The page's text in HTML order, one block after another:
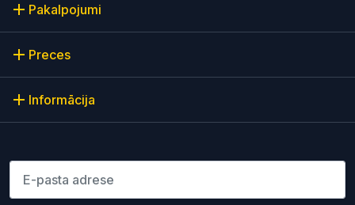
Pakalpojumi
Preces
Informācija
Lūdzu ievadiet e-pasta adresi